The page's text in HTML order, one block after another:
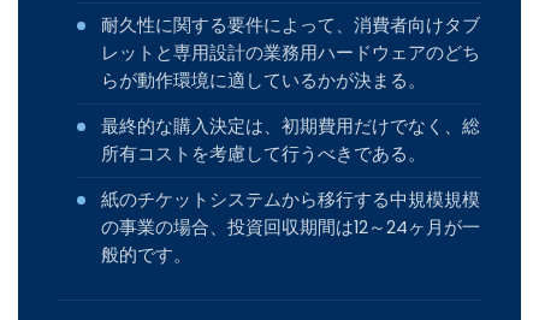
耐久性に関する要件によって、消費者向けタブ
レットと専用設計の業務用ハードウェアのどち
らが動作環境に適しているかが決まる。
最終的な購入決定は、初期費用だけでなく、総
所有コストを考慮して行うべきである。
紙のチケットシステムから移行する中規模規模
の事業の場合、投資回収期間は12～24ヶ月が一
般的です。